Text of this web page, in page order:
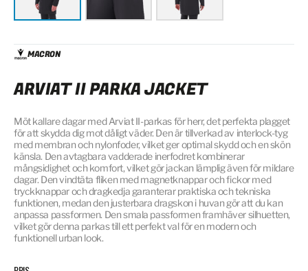
MACRON
ARVIAT II PARKA JACKET
Möt kallare dagar med Arviat II-parkas för herr, det perfekta plagget
för att skydda dig mot dåligt väder. Den är tillverkad av interlock-tyg
med membran och nylonfoder, vilket ger optimal skydd och en skön
känsla. Den avtagbara vadderade inerfodret kombinerar
mångsidighet och komfort, vilket gör jackan lämplig även för mildare
dagar. Den vindtäta fliken med magnetknappar och fickor med
tryckknappar och dragkedja garanterar praktiska och tekniska
funktionen, medan den justerbara dragskon i huvan gör att du kan
anpassa passformen. Den smala passformen framhäver silhuetten,
vilket gör denna parkas till ett perfekt val för en modern och
funktionell urban look.